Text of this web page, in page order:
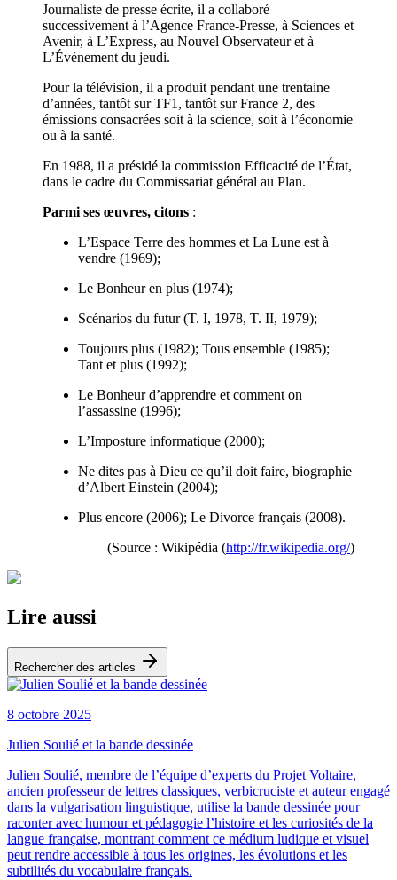
Journaliste de presse écrite, il a collaboré
successivement à l’Agence France-Presse, à Sciences et
Avenir, à L’Express, au Nouvel Observateur et à
L’Événement du jeudi.
Pour la télévision, il a produit pendant une trentaine
d’années, tantôt sur TF1, tantôt sur France 2, des
émissions consacrées soit à la science, soit à l’économie
ou à la santé.
En 1988, il a présidé la commission Efficacité de l’État,
dans le cadre du Commissariat général au Plan.
Parmi ses œuvres, citons :
L’Espace Terre des hommes et La Lune est à
vendre (1969);
Le Bonheur en plus (1974);
Scénarios du futur (T. I, 1978, T. II, 1979);
Toujours plus (1982); Tous ensemble (1985);
Tant et plus (1992);
Le Bonheur d’apprendre et comment on
l’assassine (1996);
L’Imposture informatique (2000);
Ne dites pas à Dieu ce qu’il doit faire, biographie
d’Albert Einstein (2004);
Plus encore (2006); Le Divorce français (2008).
(Source : Wikipédia (http://fr.wikipedia.org/)
Lire aussi
Rechercher des articles
8 octobre 2025
Julien Soulié et la bande dessinée
Julien Soulié, membre de l’équipe d’experts du Projet Voltaire,
ancien professeur de lettres classiques, verbicruciste et auteur engagé
dans la vulgarisation linguistique, utilise la bande dessinée pour
raconter avec humour et pédagogie l’histoire et les curiosités de la
langue française, montrant comment ce médium ludique et visuel
peut rendre accessible à tous les origines, les évolutions et les
subtilités du vocabulaire français.